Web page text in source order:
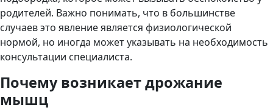
родителей. Важно понимать, что в большинстве
случаев это явление является физиологической
нормой, но иногда может указывать на необходимость
консультации специалиста.
Почему возникает дрожание
мышц